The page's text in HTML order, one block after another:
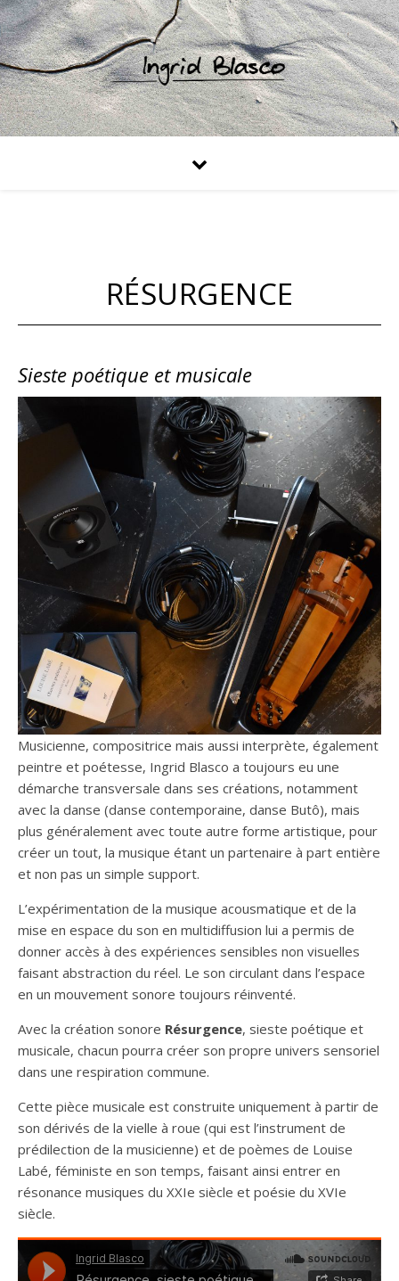
RÉSURGENCE
Sieste poétique et musicale
Musicienne, compositrice mais aussi interprète, également
peintre et poétesse, Ingrid Blasco a toujours eu une
démarche transversale dans ses créations, notamment
avec la danse (danse contemporaine, danse Butô), mais
plus généralement avec toute autre forme artistique, pour
créer un tout, la musique étant un partenaire à part entière
et non pas un simple support.
L’expérimentation de la musique acousmatique et de la
mise en espace du son en multidiffusion lui a permis de
donner accès à des expériences sensibles non visuelles
faisant abstraction du réel. Le son circulant dans l’espace
en un mouvement sonore toujours réinventé.
Avec la création sonore Résurgence, sieste poétique et
musicale, chacun pourra créer son propre univers sensoriel
dans une respiration commune.
Cette pièce musicale est construite uniquement à partir de
son dérivés de la vielle à roue (qui est l’instrument de
prédilection de la musicienne) et de poèmes de Louise
Labé, féministe en son temps, faisant ainsi entrer en
résonance musiques du XXIe siècle et poésie du XVIe
siècle.